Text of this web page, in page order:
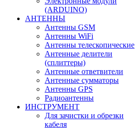
(ARDUINO)
АНТЕННЫ
Антенны GSM
Антенны WiFi
Антенны телескопические
Антенные делители
(сплиттеры)
Антенные ответвители
Антенные сумматоры
Антенны GPS
Радиоантенны
ИНСТРУМЕНТ
Для зачистки и обрезки
кабеля